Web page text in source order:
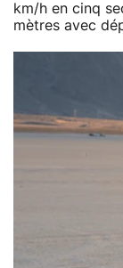
km/h en cinq
mètres avec